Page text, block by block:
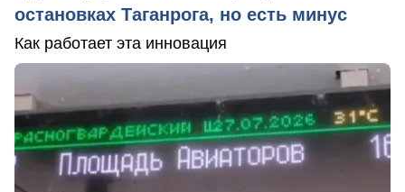
остановках Таганрога, но есть минус
Как работает эта инновация